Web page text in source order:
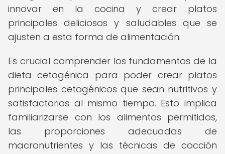
innovar en la cocina y crear platos
principales deliciosos y saludables que se
ajusten a esta forma de alimentación.
Es crucial comprender los fundamentos de la
dieta cetogénica para poder crear platos
principales cetogénicos que sean nutritivos y
satisfactorios al mismo tiempo. Esto implica
familiarizarse con los alimentos permitidos,
las proporciones adecuadas de
macronutrientes y las técnicas de cocción